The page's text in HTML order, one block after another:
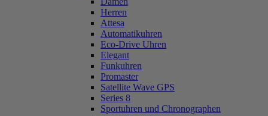
Herren
Attesa
Automatikuhren
Eco-Drive Uhren
Elegant
Funkuhren
Promaster
Satellite Wave GPS
Series 8
Sportuhren und Chronographen